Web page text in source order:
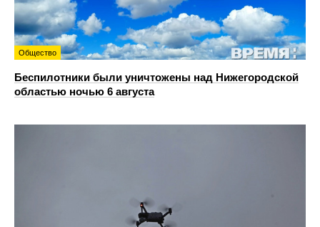
Общество
Беспилотники были уничтожены над Нижегородской
областью ночью 6 августа